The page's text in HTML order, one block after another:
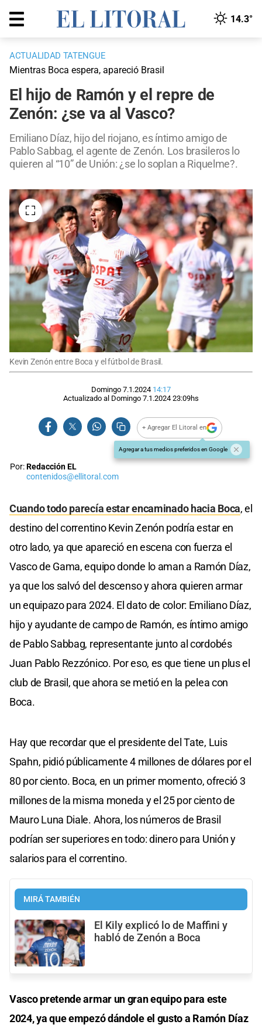
14.3°
ACTUALIDAD TATENGUE
Mientras Boca espera, apareció Brasil
El hijo de Ramón y el repre de
Zenón: ¿se va al Vasco?
Emiliano Díaz, hijo del riojano, es íntimo amigo de
Pablo Sabbag, el agente de Zenón. Los brasileros lo
quieren al “10” de Unión: ¿se lo soplan a Riquelme?.
Kevin Zenón entre Boca y el fútbol de Brasil.
Domingo 7.1.2024 14:17
Actualizado al Domingo 7.1.2024 23:09hs
+ Agregar El Litoral en
Agregar a tus medios preferidos en Google
Por:Redacción EL
contenidos@ellitoral.com
Cuando todo parecía estar encaminado hacia Boca, el
destino del correntino Kevin Zenón podría estar en
otro lado, ya que apareció en escena con fuerza el
Vasco de Gama, equipo donde lo aman a Ramón Díaz,
ya que los salvó del descenso y ahora quieren armar
un equipazo para 2024. El dato de color: Emiliano Díaz,
hijo y ayudante de campo de Ramón, es íntimo amigo
de Pablo Sabbag, representante junto al cordobés
Juan Pablo Rezzónico. Por eso, es que tiene un plus el
club de Brasil, que ahora se metió en la pelea con
Boca.
Hay que recordar que el presidente del Tate, Luis
Spahn, pidió públicamente 4 millones de dólares por el
80 por ciento. Boca, en un primer momento, ofreció 3
millones de la misma moneda y el 25 por ciento de
Mauro Luna Diale. Ahora, los números de Brasil
podrían ser superiores en todo: dinero para Unión y
salarios para el correntino.
MIRÁ TAMBIÉN
El Kily explicó lo de Maffini y
habló de Zenón a Boca
Vasco pretende armar un gran equipo para este
2024, ya que empezó dándole el gusto a Ramón Díaz